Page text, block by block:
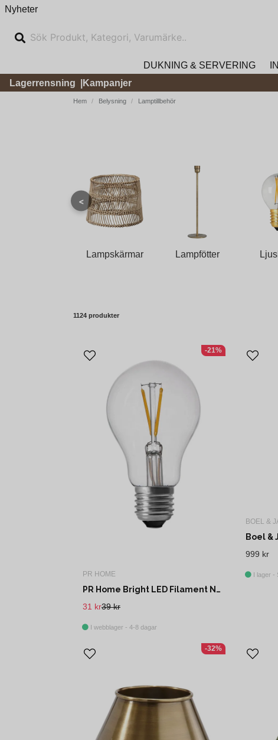
Nyheter
DUKNING & SERVERING
Lagerrensning
Kampanjer
Hem Belysning Lamptillbehör
Lampskärmar Lampfötter
<
1124 produkter
PR HOME
PR Home Bright LED Filament Normal Clear 60mm
39 kr
31 kr
I webblager - 4-8 dagar
-21%
BOEL &
999 kr
I lager -
-32%